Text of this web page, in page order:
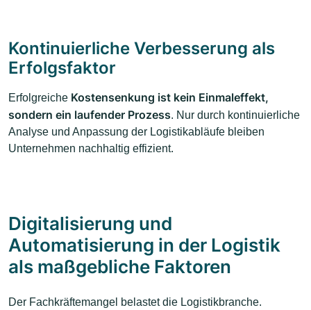
Kontinuierliche Verbesserung als
Erfolgsfaktor
Erfolgreiche Kostensenkung ist kein Einmaleffekt,
sondern ein laufender Prozess. Nur durch kontinuierliche
Analyse und Anpassung der Logistikabläufe bleiben
Unternehmen nachhaltig effizient.
Digitalisierung und
Automatisierung in der Logistik
als maßgebliche Faktoren
Der Fachkräftemangel belastet die Logistikbranche.